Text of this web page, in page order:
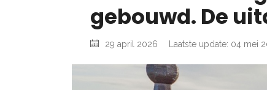
gebouwd. De
29 april 2026 Laatste update: 04 mei